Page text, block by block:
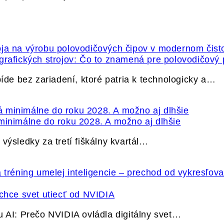
strojov: Čo to znamená pre polovodičový
bez zariadení, ktoré patria k technologicky a…
do roku 2028. A možno aj dlhšie
výsledky za tretí fiškálny kvartál…
svet utiecť od NVIDIA
AI: Prečo NVIDIA ovládla digitálny svet…